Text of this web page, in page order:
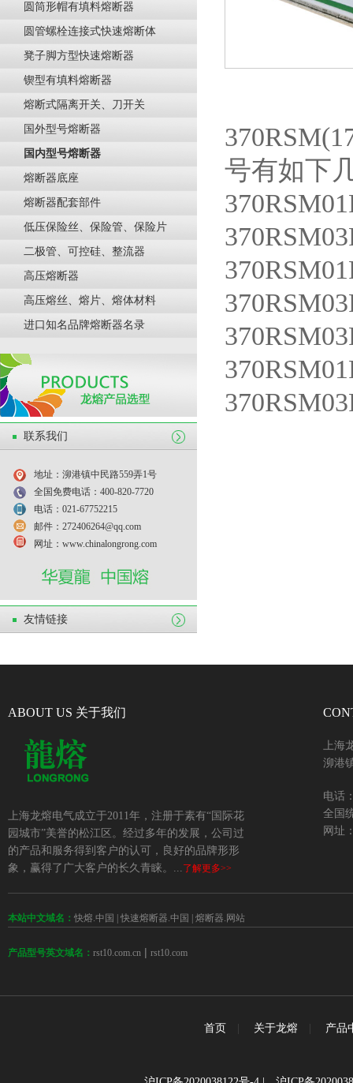
圆筒形帽有填料熔断器
圆管螺栓连接式快速熔断体
凳子脚方型快速熔断器
锲型有填料熔断器
熔断式隔离开关、刀开关
国外型号熔断器
国内型号熔断器
熔断器底座
熔断器配套部件
低压保险丝、保险管、保险片
二极管、可控硅、整流器
高压熔断器
高压熔丝、熔片、熔体材料
进口知名品牌熔断器名录
联系我们
地址：泖港镇中民路559弄1号
全国免费电话：400-820-7720
电话：021-67752215
邮件：272406264@qq.com
网址：www.chinalongrong.com
友情链接
号有如下
ABOUT US 关于我们
上海龙熔电气成立于2011年，注册于素有“国际花
园城市”美誉的松江区。经过多年的发展，公司过
的产品和服务得到客户的认可，良好的品牌形形
象，赢得了广大客户的长久青睐。...了解更多>>
上海
泖港
电话
全国
网址
本站中文域名： 快熔.中国 快速熔断器.中国 熔断器.网站
产品型号英文域名： rst10.com.cn | rst10.com
首页 关于龙熔 产品